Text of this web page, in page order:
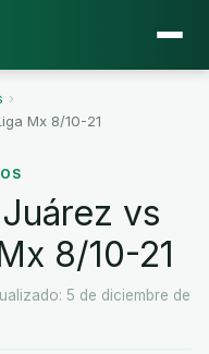
›
Mx 8/10-21
vs
8/10-21
5 de diciembre de